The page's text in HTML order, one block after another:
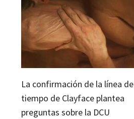
La confirmación de la línea de
tiempo de Clayface plantea
preguntas sobre la DCU